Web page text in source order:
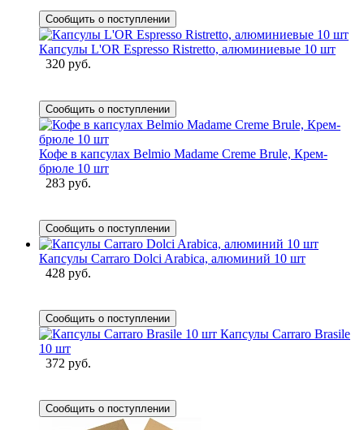
Сообщить о поступлении
Капсулы L'OR Espresso Ristretto, алюминиевые 10 шт
320 руб.
Сообщить о поступлении
Кофе в капсулах Belmio Madame Creme Brule, Крем-
брюле 10 шт
283 руб.
Сообщить о поступлении
Капсулы Carraro Dolci Arabica, алюминий 10 шт
428 руб.
Сообщить о поступлении
Капсулы Carraro Brasile
10 шт
372 руб.
Сообщить о поступлении